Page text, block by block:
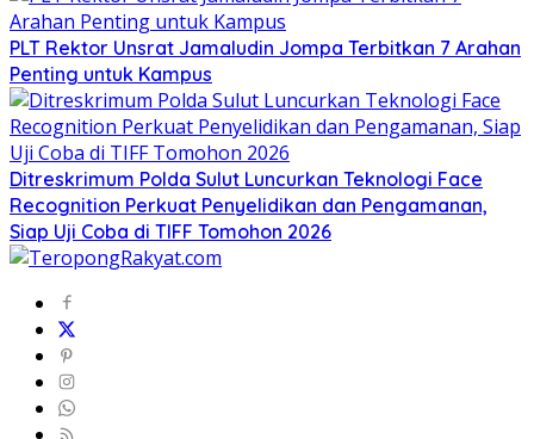
​PLT Rektor Unsrat Jamaludin Jompa Terbitkan 7 Arahan
Penting untuk Kampus
Ditreskrimum Polda Sulut Luncurkan Teknologi Face
Recognition Perkuat Penyelidikan dan Pengamanan,
Siap Uji Coba di TIFF Tomohon 2026